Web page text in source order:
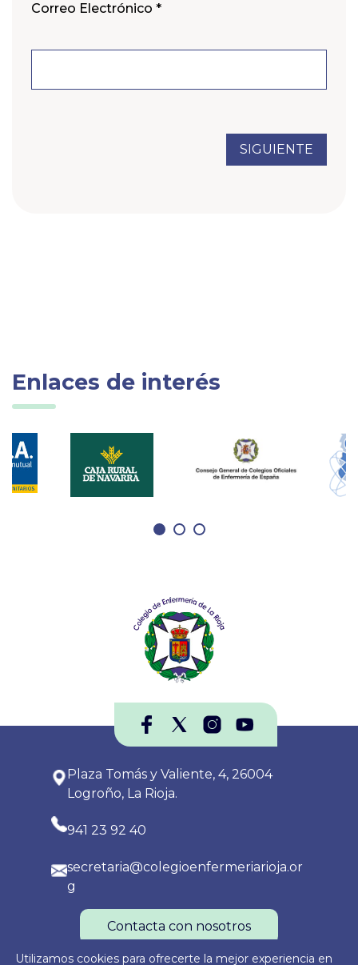
Correo Electrónico *
SIGUIENTE
Enlaces de interés
Plaza Tomás y Valiente, 4, 26004
Logroño, La Rioja.
941 23 92 40
secretaria@colegioenfermeriarioja.or
g
Contacta con nosotros
Utilizamos cookies para ofrecerte la mejor experiencia en